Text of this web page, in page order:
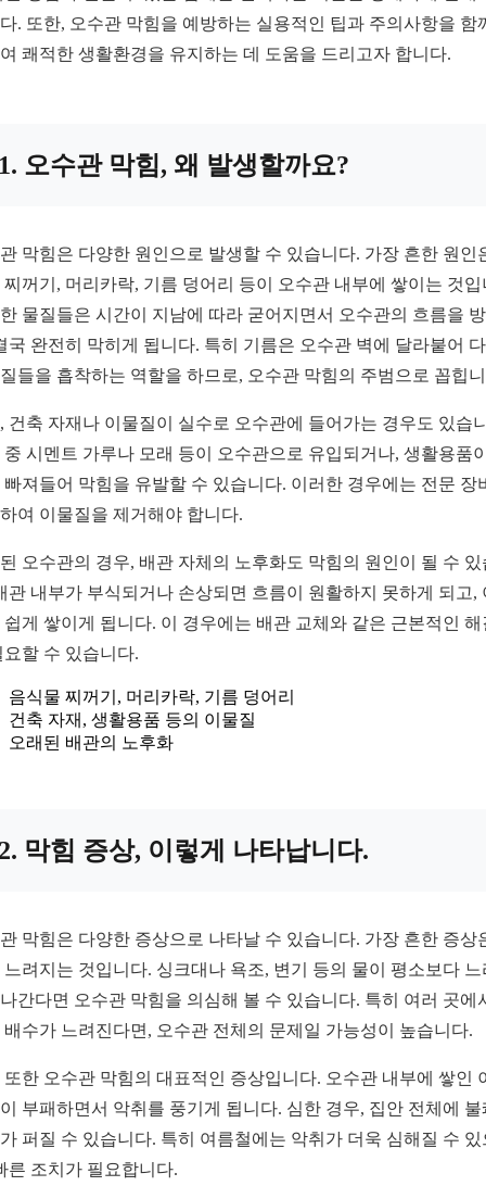
. 또한, 오수관 막힘을 예방하는 실용적인 팁과 주의사항을 함
쾌적한 생활환경을 유지하는 데 도움을 드리고자 합니다.
오수관 막힘, 왜 발생할까요?
막힘은 다양한 원인으로 발생할 수 있습니다. 가장 흔한 원인
찌꺼기, 머리카락, 기름 덩어리 등이 오수관 내부에 쌓이는 것입
물질들은 시간이 지남에 따라 굳어지면서 오수관의 흐름을
국 완전히 막히게 됩니다. 특히 기름은 오수관 벽에 달라붙어
들을 흡착하는 역할을 하므로, 오수관 막힘의 주범으로 꼽힙
건축 자재나 이물질이 실수로 오수관에 들어가는 경우도 있습
중 시멘트 가루나 모래 등이 오수관으로 유입되거나, 생활용품
빠져들어 막힘을 유발할 수 있습니다. 이러한 경우에는 전문 장
여 이물질을 제거해야 합니다.
오수관의 경우, 배관 자체의 노후화도 막힘의 원인이 될 수 있
관 내부가 부식되거나 손상되면 흐름이 원활하지 못하게 되고,
쉽게 쌓이게 됩니다. 이 경우에는 배관 교체와 같은 근본적인 해
요할 수 있습니다.
음식물 찌꺼기, 머리카락, 기름 덩어리
건축 자재, 생활용품 등의 이물질
오래된 배관의 노후화
막힘 증상, 이렇게 나타납니다.
막힘은 다양한 증상으로 나타날 수 있습니다. 가장 흔한 증상
느려지는 것입니다. 싱크대나 욕조, 변기 등의 물이 평소보다 느
간다면 오수관 막힘을 의심해 볼 수 있습니다. 특히 여러 곳에
배수가 느려진다면, 오수관 전체의 문제일 가능성이 높습니다.
또한 오수관 막힘의 대표적인 증상입니다. 오수관 내부에 쌓인
부패하면서 악취를 풍기게 됩니다. 심한 경우, 집안 전체에 불
퍼질 수 있습니다. 특히 여름철에는 악취가 더욱 심해질 수 있
른 조치가 필요합니다.